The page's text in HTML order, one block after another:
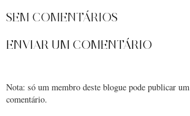
SEM COMENTÁRIOS
ENVIAR UM COMENTÁRIO
Nota: só um membro deste blogue pode publicar um
comentário.